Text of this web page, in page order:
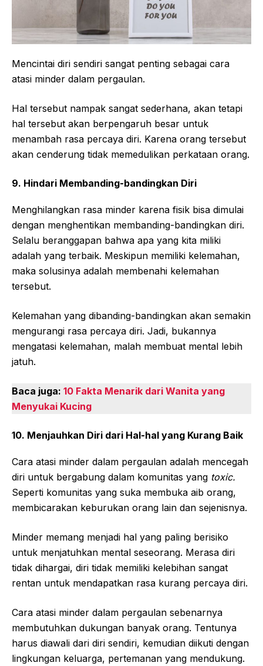
Mencintai diri sendiri sangat penting sebagai cara
atasi minder dalam pergaulan.
Hal tersebut nampak sangat sederhana, akan tetapi
hal tersebut akan berpengaruh besar untuk
menambah rasa percaya diri. Karena orang tersebut
akan cenderung tidak memedulikan perkataan orang.
9. Hindari Membanding-bandingkan Diri
Menghilangkan rasa minder karena fisik bisa dimulai
dengan menghentikan membanding-bandingkan diri.
Selalu beranggapan bahwa apa yang kita miliki
adalah yang terbaik. Meskipun memiliki kelemahan,
maka solusinya adalah membenahi kelemahan
tersebut.
Kelemahan yang dibanding-bandingkan akan semakin
mengurangi rasa percaya diri. Jadi, bukannya
mengatasi kelemahan, malah membuat mental lebih
jatuh.
Baca juga: 10 Fakta Menarik dari Wanita yang
Menyukai Kucing
10. Menjauhkan Diri dari Hal-hal yang Kurang Baik
Cara atasi minder dalam pergaulan adalah mencegah
diri untuk bergabung dalam komunitas yang toxic.
Seperti komunitas yang suka membuka aib orang,
membicarakan keburukan orang lain dan sejenisnya.
Minder memang menjadi hal yang paling berisiko
untuk menjatuhkan mental seseorang. Merasa diri
tidak dihargai, diri tidak memiliki kelebihan sangat
rentan untuk mendapatkan rasa kurang percaya diri.
Cara atasi minder dalam pergaulan sebenarnya
membutuhkan dukungan banyak orang. Tentunya
harus diawali dari diri sendiri, kemudian diikuti dengan
lingkungan keluarga, pertemanan yang mendukung.